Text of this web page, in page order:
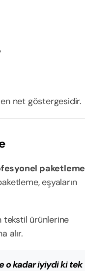
net göstergesidir.
paketleme
eşyaların
tekstil ürünlerine
alır.
o kadar iyiydi ki tek